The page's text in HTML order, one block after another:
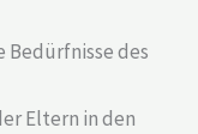
Bedürfnisse des
Eltern in den